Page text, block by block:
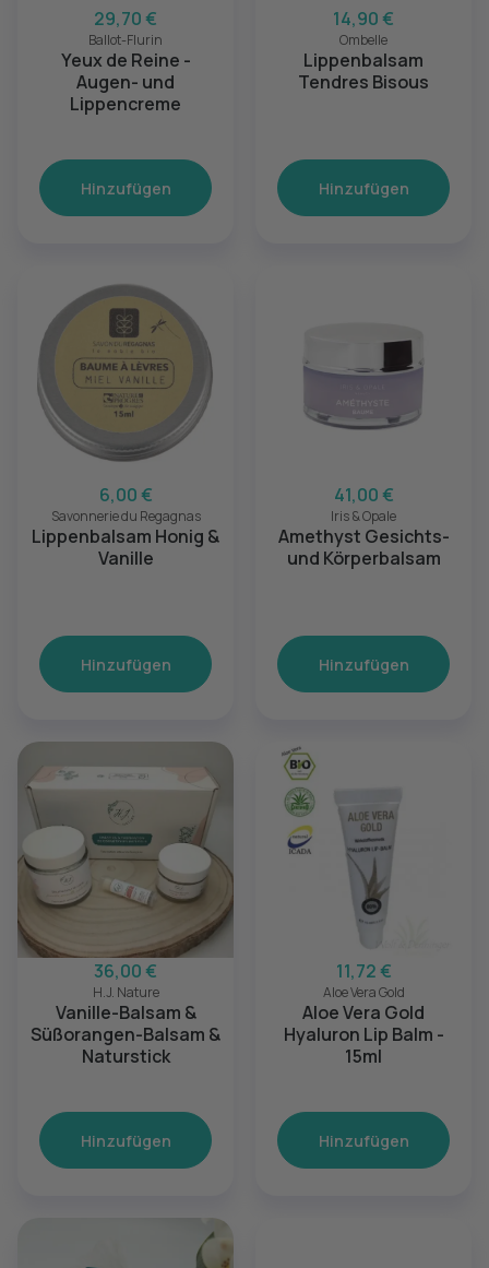
29,70 €
Ballot-Flurin
Yeux de Reine -
Augen- und
Lippencreme
Hinzufügen
14,90 €
Ombelle
Lippenbalsam
Tendres Bisous
Hinzufügen
6,00 €
Savonnerie du Regagnas
Lippenbalsam Honig &
Vanille
Hinzufügen
41,00 €
Iris & Opale
Amethyst Gesichts-
und Körperbalsam
Hinzufügen
36,00 €
H.J. Nature
Vanille-Balsam &
Süßorangen-Balsam &
Naturstick
Hinzufügen
11,72 €
Aloe Vera Gold
Aloe Vera Gold
Hyaluron Lip Balm -
15ml
Hinzufügen